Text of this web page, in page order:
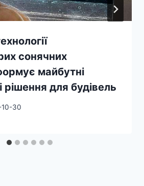
сонячних
майбутні
рішення для будівель
30